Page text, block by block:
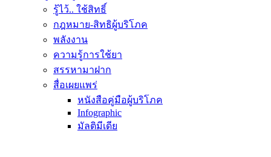
รู้ไว้.. ใช้สิทธิ์
กฎหมาย-สิทธิผู้บริโภค
พลังงาน
ความรู้การใช้ยา
สรรหามาฝาก
สื่อเผยแพร่
หนังสือคู่มือผู้บริโภค
Infographic
มัลติมีเดีย